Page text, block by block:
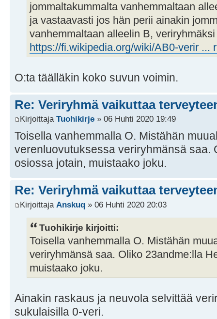
jommaltakummalta vanhemmaltaan
ja vastaavasti jos hän perii ainakin
vanhemmaltaan alleelin B,
https://fi.wikipedia.org/wiki/AB0-verir ...
O:ta täälläkin koko suvun voimin.
Re: Veriryhmä vaikuttaa
Kirjoittaja Tuohikirje » 06 Huhti 2020 19:49
Toisella vanhemmalla O. Mistähän
verenluovutuksessa veriryhmänsä saa.
osiossa jotain, muistaako joku.
Re: Veriryhmä vaikuttaa
Kirjoittaja Anskuq » 06 Huhti 2020 20:03
Tuohikirje kirjoitti:
Toisella vanhemmalla O. Mistähän
veriryhmänsä saa. Oliko 23andme:lla
muistaako joku.
Ainakin raskaus ja neuvola selvittää
sukulaisilla 0-veri.